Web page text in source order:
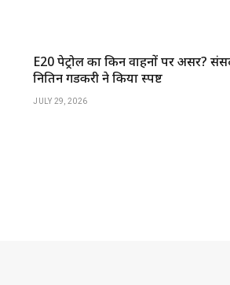
E20 पेट्रोल का किन वाहनों पर असर?
नितिन गडकरी ने किया स्पष्ट
JULY 29, 2026